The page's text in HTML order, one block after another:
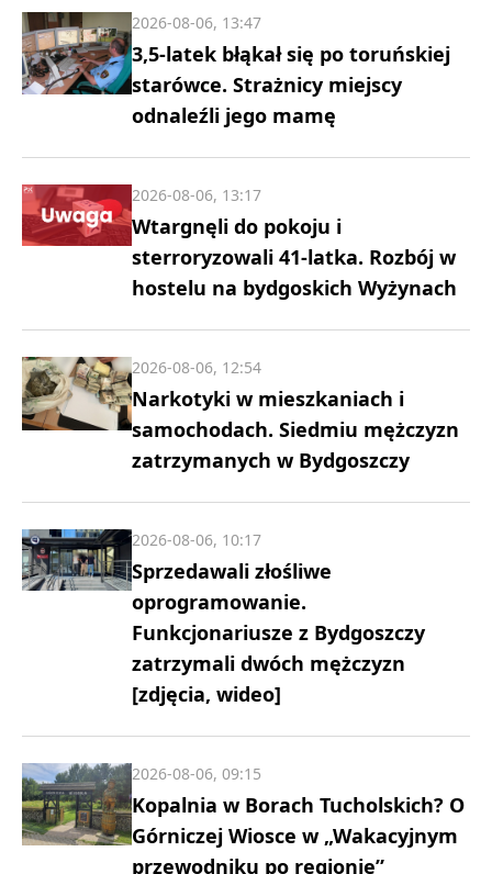
3,5-latek błąkał się po toruńskiej
starówce. Strażnicy miejscy
odnaleźli jego mamę
2026-08-06, 13:47
Wtargnęli do pokoju i
sterroryzowali 41-latka. Rozbój w
hostelu na bydgoskich Wyżynach
2026-08-06, 13:17
Narkotyki w mieszkaniach i
samochodach. Siedmiu mężczyzn
zatrzymanych w Bydgoszczy
2026-08-06, 12:54
Sprzedawali złośliwe
oprogramowanie.
Funkcjonariusze z Bydgoszczy
zatrzymali dwóch mężczyzn
[zdjęcia, wideo]
2026-08-06, 10:17
Kopalnia w Borach Tucholskich? O
Górniczej Wiosce w „Wakacyjnym
przewodniku po regionie”
2026-08-06, 09:15